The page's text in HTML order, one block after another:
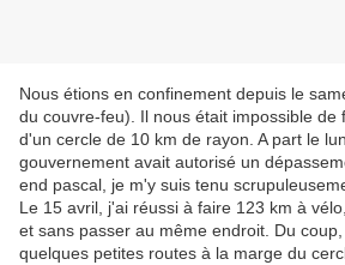
Nous étions en confinement depuis le
du couvre-feu). Il nous était impossible de
d'un cercle de 10 km de rayon. A part le
gouvernement avait autorisé un
end pascal, je m'y suis tenu
Le 15 avril, j'ai réussi à faire 123 km à
et sans passer au même endroit. Du
quelques petites routes à la marge du